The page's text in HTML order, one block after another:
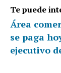
Te puede
Área
se paga
ejecutivo